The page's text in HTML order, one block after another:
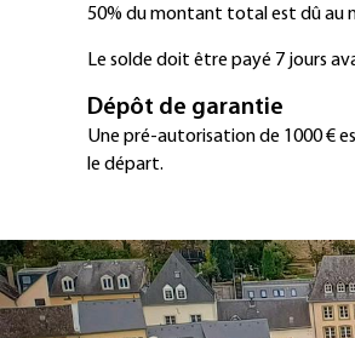
50% du montant total est dû au
Le solde doit être payé 7 jours
Dépôt de garantie
Une pré-autorisation de 1000 €
le départ.